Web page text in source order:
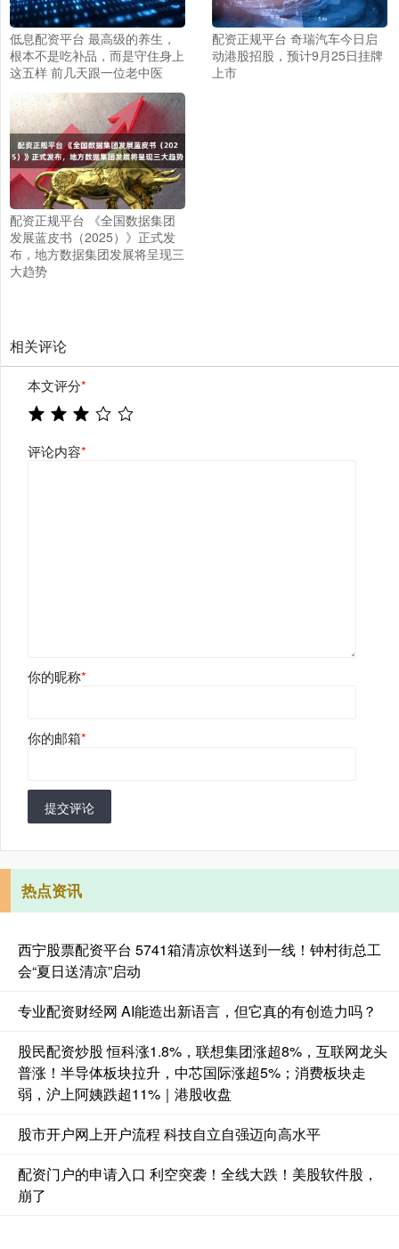
低息配资平台 最高级的养生，
根本不是吃补品，而是守住身上
这五样 前几天跟一位老中医
配资正规平台 奇瑞汽车今日启
动港股招股，预计9月25日挂牌
上市
配资正规平台 《全国数据集团
发展蓝皮书（2025）》正式发
布，地方数据集团发展将呈现三
大趋势
相关评论
本文评分*
评论内容*
你的昵称*
你的邮箱*
提交评论
热点资讯
西宁股票配资平台 5741箱清凉饮料送到一线！钟村街总工
会“夏日送清凉”启动
专业配资财经网 AI能造出新语言，但它真的有创造力吗？
股民配资炒股 恒科涨1.8%，联想集团涨超8%，互联网龙头
普涨！半导体板块拉升，中芯国际涨超5%；消费板块走
弱，沪上阿姨跌超11%｜港股收盘
股市开户网上开户流程 科技自立自强迈向高水平
配资门户的申请入口 利空突袭！全线大跌！美股软件股，
崩了